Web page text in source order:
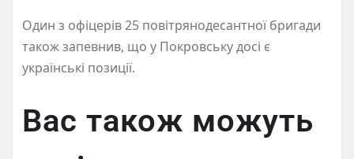
Один з офіцерів 25 повітрянодесантної бригади
також запевнив, що у Покровську досі є
українські позиції.
Вас також можуть